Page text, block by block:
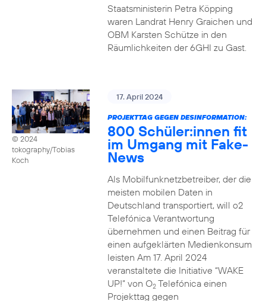
Staatsministerin Petra Köpping
waren Landrat Henry Graichen und
OBM Karsten Schütze in den
Räumlichkeiten der 6GHI zu Gast.
© 2024
tokography/Tobias
Koch
17. April 2024
PROJEKTTAG GEGEN DESINFORMATION:
800 Schüler:innen fit
im Umgang mit Fake-
News
Als Mobilfunknetzbetreiber, der die
meisten mobilen Daten in
Deutschland transportiert, will o2
Telefónica Verantwortung
übernehmen und einen Beitrag für
einen aufgeklärten Medienkonsum
leisten Am 17. April 2024
veranstaltete die Initiative “WAKE
UP!” von O2Telefónica einen
Projekttag gegen